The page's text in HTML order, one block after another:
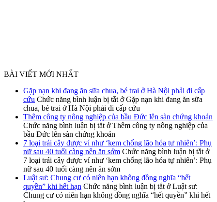
BÀI VIẾT MỚI NHẤT
Gặp nạn khi đang ăn sữa chua, bé trai ở Hà Nội phải đi cấp
cứu Chức năng bình luận bị tắt ở Gặp nạn khi đang ăn sữa
chua, bé trai ở Hà Nội phải đi cấp cứu
Thêm công ty nông nghiệp của bầu Đức lên sàn chứng khoán
Chức năng bình luận bị tắt ở Thêm công ty nông nghiệp của
bầu Đức lên sàn chứng khoán
7 loại trái cây được ví như ‘kem chống lão hóa tự nhiên’: Phụ
nữ sau 40 tuổi càng nên ăn sớm Chức năng bình luận bị tắt ở
7 loại trái cây được ví như ‘kem chống lão hóa tự nhiên’: Phụ
nữ sau 40 tuổi càng nên ăn sớm
Luật sư: Chung cư có niên hạn không đồng nghĩa “hết
quyền” khi hết hạn Chức năng bình luận bị tắt ở Luật sư:
Chung cư có niên hạn không đồng nghĩa “hết quyền” khi hết